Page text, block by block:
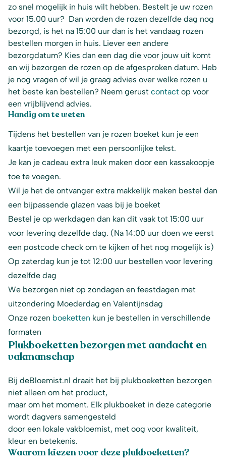
zo snel mogelijk in huis wilt hebben. Bestelt je uw rozen
voor 15.00 uur? Dan worden de rozen dezelfde dag nog
bezorgd, is het na 15:00 uur dan is het vandaag rozen
bestellen morgen in huis. Liever een andere
bezorgdatum? Kies dan een dag die voor jouw uit komt
en wij bezorgen de rozen op de afgesproken datum. Heb
je nog vragen of wil je graag advies over welke rozen u
het beste kan bestellen? Neem gerust contact op voor
een vrijblijvend advies.
Handig om te weten
Tijdens het bestellen van je rozen boeket kun je een
kaartje toevoegen met een persoonlijke tekst.
Je kan je cadeau extra leuk maken door een kassakoopje
toe te voegen.
Wil je het de ontvanger extra makkelijk maken bestel dan
een bijpassende glazen vaas bij je boeket
Bestel je op werkdagen dan kan dit vaak tot 15:00 uur
voor levering dezelfde dag. (Na 14:00 uur doen we eerst
een postcode check om te kijken of het nog mogelijk is)
Op zaterdag kun je tot 12:00 uur bestellen voor levering
dezelfde dag
We bezorgen niet op zondagen en feestdagen met
uitzondering Moederdag en Valentijnsdag
Onze rozen boeketten kun je bestellen in verschillende
formaten
Plukboeketten bezorgen met aandacht en
vakmanschap
Bij deBloemist.nl draait het bij plukboeketten bezorgen
niet alleen om het product,
maar om het moment. Elk plukboeket in deze categorie
wordt dagvers samengesteld
door een lokale vakbloemist, met oog voor kwaliteit,
kleur en betekenis.
Waarom kiezen voor deze plukboeketten?